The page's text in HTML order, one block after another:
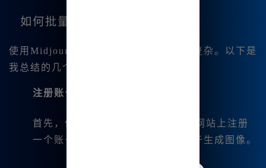
如何批量下载图像？
使用Midjourney批量下载图像其实并不复杂。以下是
我总结的几个步骤：
注册账号
首先，你需要在Midjourney中文版网站上注册
一个账号。注册后会送你积分，用于生成图像。